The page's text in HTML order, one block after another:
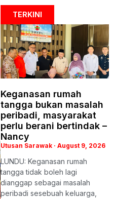
TERKINI
Keganasan rumah
tangga bukan masalah
peribadi, masyarakat
perlu berani bertindak –
Nancy
Utusan Sarawak August 9, 2026
LUNDU: Keganasan rumah
tangga tidak boleh lagi
dianggap sebagai masalah
peribadi sesebuah keluarga,